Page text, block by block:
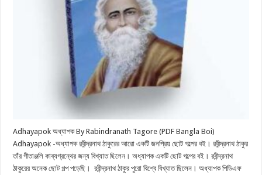
Adhayapok অধ্যাপক By Rabindranath Tagore (PDF Bangla Boi)
Adhayapok -অধ্যাপক রবীন্দ্রনাথ ঠাকুরের আরো একটি জনপ্রিয় ছোট গল্পের বই। রবীন্দ্রনাথ ঠাকুর
তাঁর গীতাঞ্জলি কাব্যগ্রন্থের জন্য বিখ্যাত ছিলেন। অধ্যাপক একটি ছোট গল্পের বই। রবীন্দ্রনাথ
ঠাকুরের অনেক ছোট গল্প পড়েছি। রবীন্দ্রনাথ ঠাকুর পুরো বিশ্বে বিখ্যাত ছিলেন। অধ্যাপক পিডিএফ